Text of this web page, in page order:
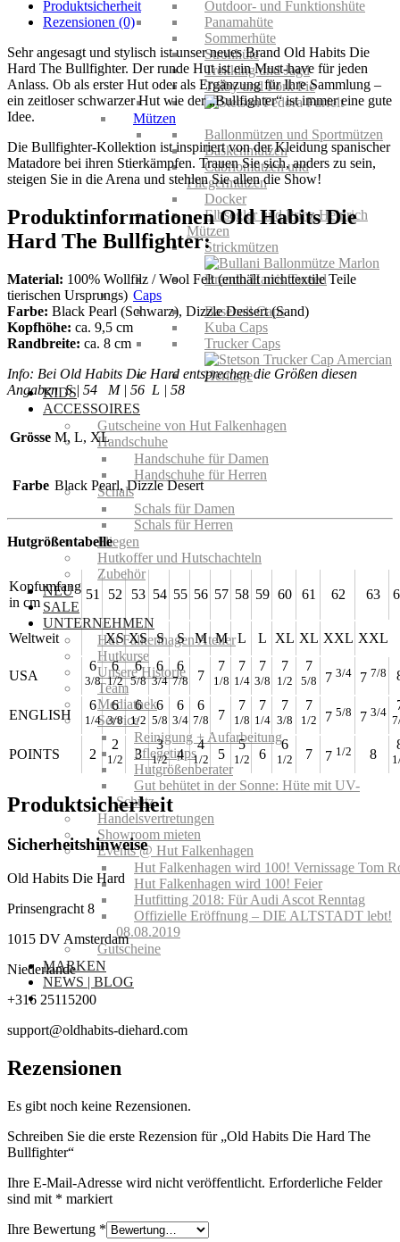
Outdoor- und Funktionshüte
Panamahüte
Sommerhüte
Strohhüte
Trekking und Jagd
Trilby und Pork Pie
Mützen
Ballonmützen und Sportmützen
Baskenmützen
Cabriomützen und
Fliegermützen
Docker
Elbsegler und Prinz Heinrich
Mützen
Strickmützen
Caps
Baseball Caps
Kuba Caps
Trucker Caps
KIDS
ACCESSOIRES
Gutscheine von Hut Falkenhagen
Handschuhe
Handschuhe für Damen
Handschuhe für Herren
Schals
Schals für Damen
Schals für Herren
Fliegen
Hutkoffer und Hutschachteln
Zubehör
NEU
SALE
UNTERNEHMEN
Hut Falkenhagen Atelier
Hutkurse
Unsere Historie
Team
Mediathek
Service
Reinigung + Aufarbeitung
Pflegetipps
Hutgrößenberater
Gut behütet in der Sonne: Hüte mit UV-
Schutz
Handelsvertretungen
Showroom mieten
Events @ Hut Falkenhagen
Hut Falkenhagen wird 100! Vernissage Tom
Hut Falkenhagen wird 100! Feier
Hutfitting 2018: Für Audi Ascot Renntag
Offizielle Eröffnung – DIE ALTSTADT lebt!
08.08.2019
Gutscheine
MARKEN
NEWS | BLOG
Produktsicherheit
Rezensionen (0)
Sehr angesagt und stylisch ist unser neues Brand Old Habits Die
Hard The Bullfighter. Der runde Hut ist ein Must-have für jeden
Anlass. Ob als erster Hut oder als Ergänzung für Ihre Sammlung –
ein zeitloser schwarzer Hut wie der „Bullfighter“ ist immer eine gute
Idee.
Die Bullfighter-Kollektion ist inspiriert von der Kleidung spanischer
Matadore bei ihren Stierkämpfen. Trauen Sie sich, anders zu sein,
steigen Sie in die Arena und stehlen Sie allen die Show!
Produktinformationen Old Habits Die
Hard The Bullfighter:
Material: 100% Wollfilz / Wool Felt (enthält nichttextile Teile
tierischen Ursprungs)
Farbe: Black Pearl (Schwarz), Dizzle Dessert (Sand)
Kopfhöhe: ca. 9,5 cm
Randbreite: ca. 8 cm
Info: Bei Old Habits Die Hard entsprechen die Größen diesen
Angaben S | 54 M | 56 L | 58
Grösse M, L, XL
Farbe Black Pearl, Dizzle Desert
Hutgrößentabelle
Kopfumfang
in cm
51 52 53 54 55 56 57 58 59 60 61 62 63
Weltweit XS XS S S M M L L XL XL XXL XXL
USA
6
3/8
6
1/2
6
5/8
6
3/4
6
7/8 7
7
1/8
7
1/4
7
3/8
7
1/2
7
5/8 7 3/4 7 7/8
ENGLISH
6
1/4
6
3/8
6
1/2
6
5/8
6
3/4
6
7/8 7
7
1/8
7
1/4
7
3/8
7
1/2 7 5/8 7 3/4
POINTS 2
2
1/2 3
3
1/2 4
4
1/2 5
5
1/2 6
6
1/2 7 7 1/2 8
Produktsicherheit
Sicherheitshinweise
Old Habits Die Hard
Prinsengracht 8
1015 DV Amsterdam
Niederlande
+316 25115200
support@oldhabits-diehard.com
Rezensionen
Es gibt noch keine Rezensionen.
Schreiben Sie die erste Rezension für „Old Habits Die Hard The
Bullfighter“
Ihre E-Mail-Adresse wird nicht veröffentlicht. Erforderliche Felder
sind mit * markiert
Ihre Bewertung *